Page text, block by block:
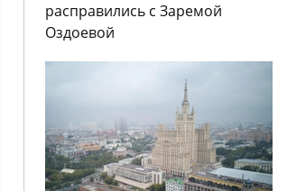
расправились с Заремой
Оздоевой